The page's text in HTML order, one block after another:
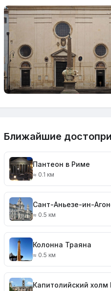
Ближайшие
Пантеон в Риме
≈ 0.1 км
Сант-Аньезе-ин-
≈ 0.5 км
Колонна Траяна
≈ 0.5 км
Капитолийский холм